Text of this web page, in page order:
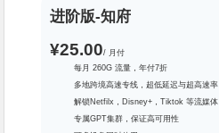
进阶版-知府
¥25.00/ 月付
每月 260G 流量，年付7折
多地跨境高速专线，超低延迟与超高速率
解锁Netfilx，Disney+，Tiktok 等流媒体
专属GPT集群，保证高可用性